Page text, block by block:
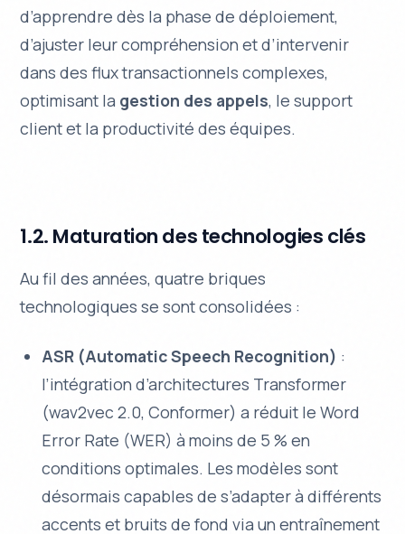
d’apprendre dès la phase de déploiement,
d’ajuster leur compréhension et d’intervenir
dans des flux transactionnels complexes,
optimisant la gestion des appels, le support
client et la productivité des équipes.
1.2. Maturation des technologies clés
Au fil des années, quatre briques
technologiques se sont consolidées :
ASR (Automatic Speech Recognition) :
l’intégration d’architectures Transformer
(wav2vec 2.0, Conformer) a réduit le Word
Error Rate (WER) à moins de 5 % en
conditions optimales. Les modèles sont
désormais capables de s’adapter à différents
accents et bruits de fond via un entraînement